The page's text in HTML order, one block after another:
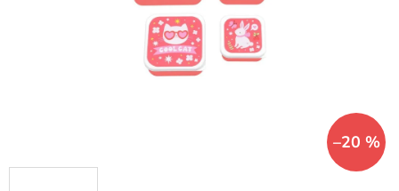
–20 %